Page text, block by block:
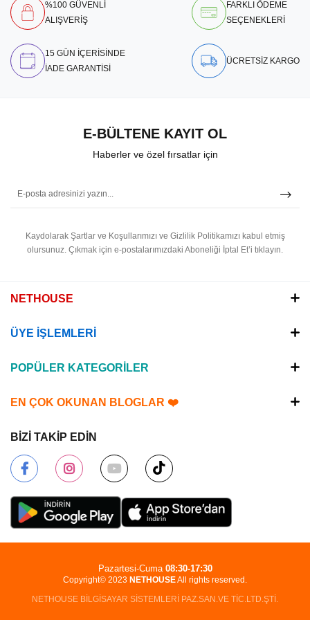
%100 GÜVENLİ
ALIŞVERİŞ
FARKLI ÖDEME
SEÇENEKLERİ
15 GÜN İÇERİSİNDE
İADE GARANTİSİ
ÜCRETSİZ KARGO
E-BÜLTENE KAYIT OL
Haberler ve özel fırsatlar için
Kaydolarak Şartlar ve Koşullarımızı ve Gizlilik Politikamızı kabul etmiş
olursunuz. Çıkmak için e-postalarımızdaki Aboneliği İptal Et’i tıklayın.
NETHOUSE
ÜYE İŞLEMLERİ
POPÜLER KATEGORİLER
EN ÇOK OKUNAN BLOGLAR ❤️
BİZİ TAKİP EDİN
Copyright© 2023 NETHOUSEAll rights reserved.
NETHOUSE BİLGİSAYAR SİSTEMLERİ PAZ.SAN.VE TİC.LTD.ŞTİ.
Pazartesi-Cuma 08:30-17:30